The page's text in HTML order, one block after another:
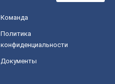
Команда
Политика
конфиденциальности
Документы